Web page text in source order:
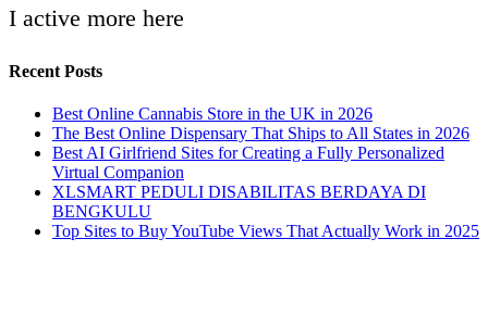
I active more here
Recent Posts
Best Online Cannabis Store in the UK in 2026
The Best Online Dispensary That Ships to All States in 2026
Best AI Girlfriend Sites for Creating a Fully Personalized
Virtual Companion
XLSMART PEDULI DISABILITAS BERDAYA DI
BENGKULU
Top Sites to Buy YouTube Views That Actually Work in 2025